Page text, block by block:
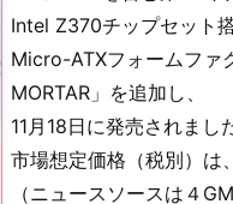
Intel Z370チップセット
Micro-ATXフォームファ
MORTAR」を追加し、
11月18日に発売されまし
市場想定価格（税別）は
（ニュースソースは４GM